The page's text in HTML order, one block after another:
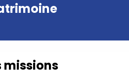
missions